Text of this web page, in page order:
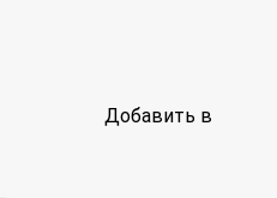
Добавить в